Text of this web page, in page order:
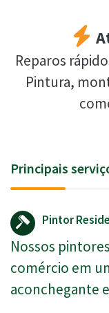
Reparos
Pintura,
Principais
Pintor
Nossos
comércio em
aconchegante